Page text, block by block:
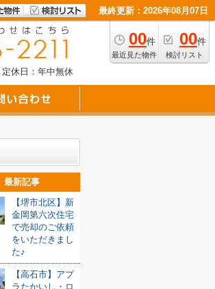
最終更新：2026年08月07日
00件
最近見た物件
00件
検討リスト
定休日：年中無休
最新記事
【堺市北区】新
金岡第六次住宅
で売却のご依頼
をいただきまし
た♪
【高石市】アプ
ラたかいし・ロ